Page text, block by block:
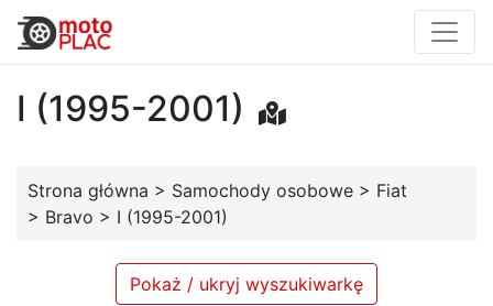
I (1995-2001)
Strona główna > Samochody osobowe > Fiat
> Bravo > I (1995-2001)
Pokaż / ukryj wyszukiwarkę